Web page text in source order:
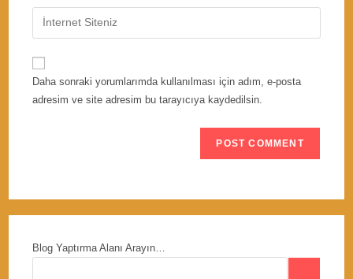
comment
email
address
comment
Enter
your
website
URL
(optional)
Daha sonraki yorumlarımda kullanılması için adım, e-posta
adresim ve site adresim bu tarayıcıya kaydedilsin.
Blog Yaptırma Alanı Arayın…